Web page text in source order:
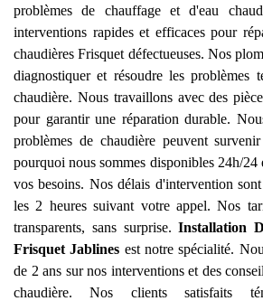
problèmes de chauffage et d'eau
interventions rapides et efficaces pour
chaudières Frisquet défectueuses. Nos
diagnostiquer et résoudre les problèmes
chaudière. Nous travaillons avec des
pour garantir une réparation durable.
problèmes de chaudière peuvent
pourquoi nous sommes disponibles 24h/24
vos besoins. Nos délais d'intervention
les 2 heures suivant votre appel. Nos
transparents, sans surprise.Installation
Frisquet Jablines est notre spécialité.
de 2 ans sur nos interventions et des
chaudière. Nos clients satisfaits